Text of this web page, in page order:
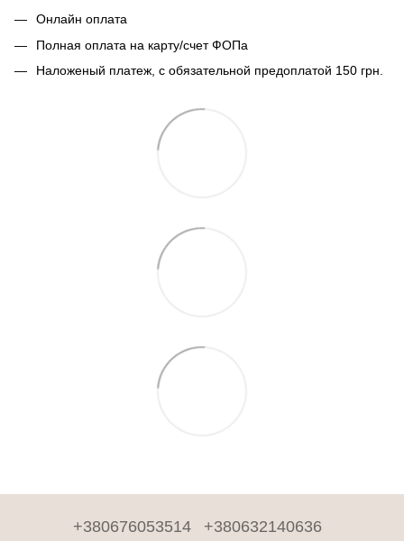
Онлайн оплата
Полная оплата на карту/счет ФОПа
Наложеный платеж, с обязательной предоплатой 150 грн.
+380676053514 +380632140636